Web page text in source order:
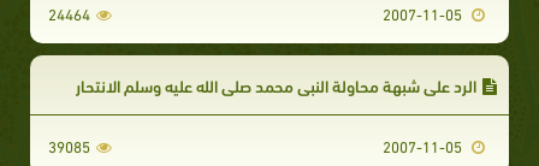
24464
الرد على شبهة محاولة النبي محمد صلى الله عليه وسلم الانتحار
39085